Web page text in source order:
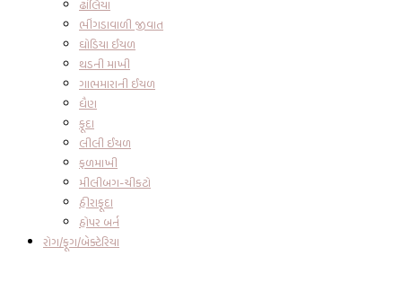
ઢાંલિયા
ભીંગડાવાળી જીવાત
ઘોડિયા ઈયળ
થડની માખી
ગાભમારાની ઈયળ
ધૈણ
ફૂદા
લીલી ઈયળ
ફળમાખી
મીલીબગ-ચીકટો
હીરાફૂદા
હોપર બર્ન
રોગ/ફૂગ/બેક્ટેરિયા